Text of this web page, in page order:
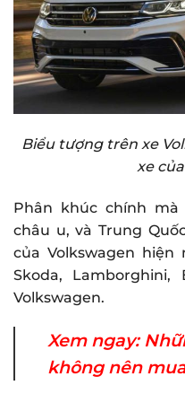
Biểu tượng trên xe
xe
Phân khúc chính
châu u, và Trung
của Volkswagen hiện
Skoda, Lamborghini,
Volkswagen.
Xem ngay:
không nên